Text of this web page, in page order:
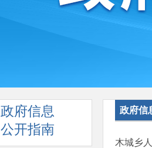
政府信息
公开指南
政府信
木城乡